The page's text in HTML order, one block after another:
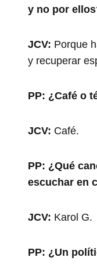
y no por
JCV: Porque
y recuperar
PP: ¿Café o
JCV: Café.
PP: ¿Qué
escuchar en
JCV: Karol G.
PP: ¿Un